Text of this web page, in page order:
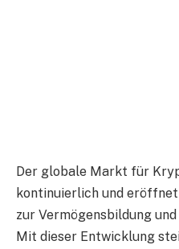
Der globale Markt für
kontinuierlich und
zur Vermögensbildung
Mit dieser Entwicklung